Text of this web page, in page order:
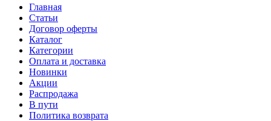
Главная
Статьи
Договор оферты
Каталог
Категории
Оплата и доставка
Новинки
Акции
Распродажа
В пути
Политика возврата